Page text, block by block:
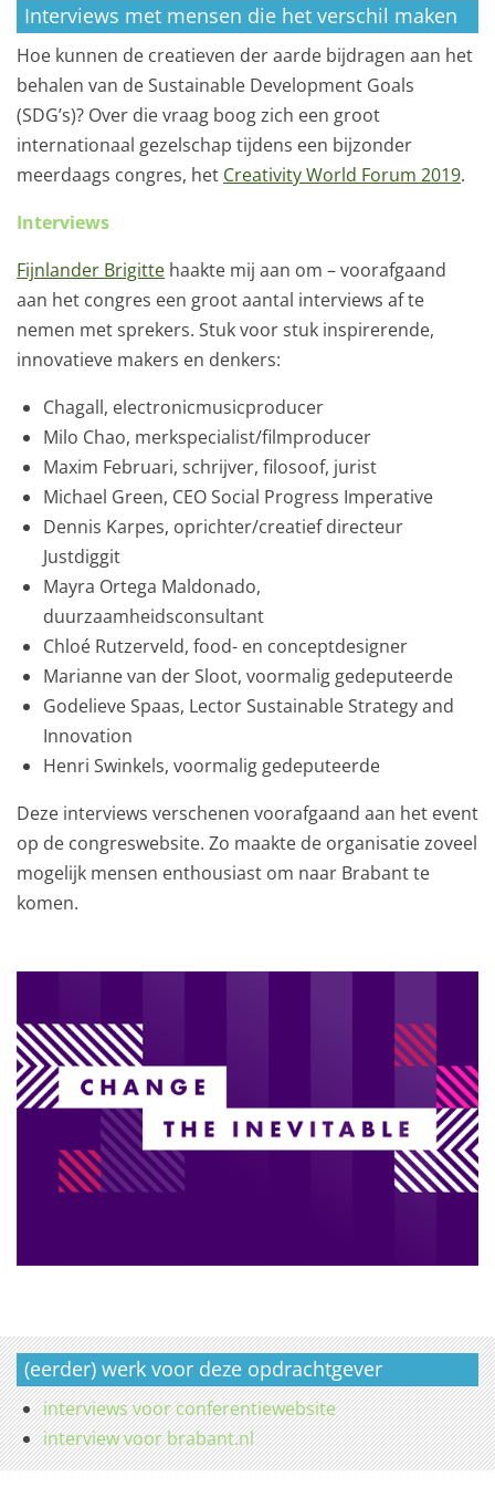
Interviews met mensen die het verschil maken
Hoe kunnen de creatieven der aarde bijdragen aan het
behalen van deSustainable Development Goals
(SDG’s)? Over die vraag boog zich een groot
internationaal gezelschap tijdens een bijzonder
meerdaags congres, het Creativity World Forum 2019.
Interviews
Fijnlander Brigitte haakte mij aan om – voorafgaand
aan het congres een groot aantal interviews af te
nemen met sprekers. Stuk voor stuk inspirerende,
innovatieve makers en denkers:
Chagall, electronicmusicproducer
Milo Chao, merkspecialist/filmproducer
Maxim Februari, schrijver, filosoof, jurist
Michael Green, CEO Social Progress Imperative
Dennis Karpes, oprichter/creatief directeur
Justdiggit
Mayra Ortega Maldonado,
duurzaamheidsconsultant
Chloé Rutzerveld, food- en conceptdesigner
Marianne van der Sloot, voormalig gedeputeerde
Godelieve Spaas, Lector Sustainable Strategy and
Innovation
Henri Swinkels, voormalig gedeputeerde
Deze interviews verschenen voorafgaand aan het event
op de congreswebsite. Zo maakte de organisatie zoveel
mogelijk mensen enthousiast om naar Brabant te
komen.
(eerder) werk voor deze opdrachtgever
interviews voor conferentiewebsite
interview voor brabant.nl